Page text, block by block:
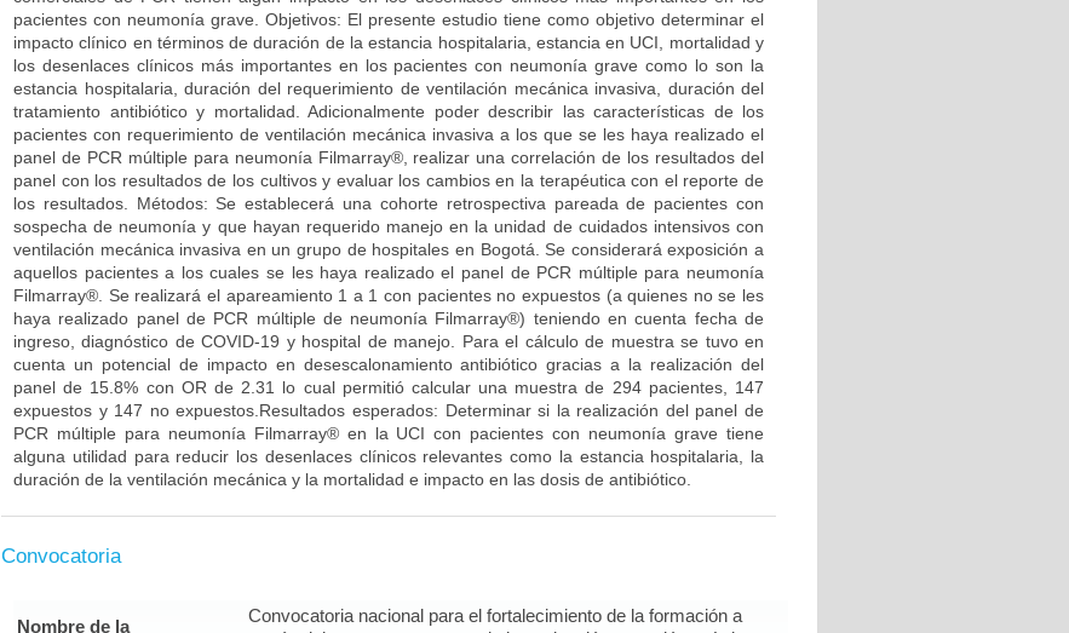
pacientes con neumonía grave. Objetivos: El presente estudio tiene como objetivo determinar el
impacto clínico en términos de duración de la estancia hospitalaria, estancia en UCI, mortalidad y
los desenlaces clínicos más importantes en los pacientes con neumonía grave como lo son la
estancia hospitalaria, duración del requerimiento de ventilación mecánica invasiva, duración del
tratamiento antibiótico y mortalidad. Adicionalmente poder describir las características de los
pacientes con requerimiento de ventilación mecánica invasiva a los que se les haya realizado el
panel de PCR múltiple para neumonía Filmarray®, realizar una correlación de los resultados del
panel con los resultados de los cultivos y evaluar los cambios en la terapéutica con el reporte de
los resultados. Métodos: Se establecerá una cohorte retrospectiva pareada de pacientes con
sospecha de neumonía y que hayan requerido manejo en la unidad de cuidados intensivos con
ventilación mecánica invasiva en un grupo de hospitales en Bogotá. Se considerará exposición a
aquellos pacientes a los cuales se les haya realizado el panel de PCR múltiple para neumonía
Filmarray®. Se realizará el apareamiento 1 a 1 con pacientes no expuestos (a quienes no se les
haya realizado panel de PCR múltiple de neumonía Filmarray®) teniendo en cuenta fecha de
ingreso, diagnóstico de COVID-19 y hospital de manejo. Para el cálculo de muestra se tuvo en
cuenta un potencial de impacto en desescalonamiento antibiótico gracias a la realización del
panel de 15.8% con OR de 2.31 lo cual permitió calcular una muestra de 294 pacientes, 147
expuestos y 147 no expuestos.Resultados esperados: Determinar si la realización del panel de
PCR múltiple para neumonía Filmarray® en la UCI con pacientes con neumonía grave tiene
alguna utilidad para reducir los desenlaces clínicos relevantes como la estancia hospitalaria, la
duración de la ventilación mecánica y la mortalidad e impacto en las dosis de antibiótico.
Convocatoria
Nombre de la
Convocatoria nacional para el fortalecimiento de la formación a